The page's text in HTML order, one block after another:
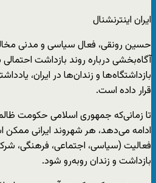
ایران اینترنشنال
حسین رونقی، فعال سیاسی و مدنی
آگاه‌بخشی درباره روند بازداشت
بازداشتگاه‌ها و زندان‌ها در ایران،
قرار داده است.
تا زمانی‌که جمهوری اسلامی حکومت
ادامه می‌دهد، هر شهروند ایرانی
فعالیت (سیاسی، اجتماعی، فرهنگی،
بازداشت و زندان روبه‌رو شود.